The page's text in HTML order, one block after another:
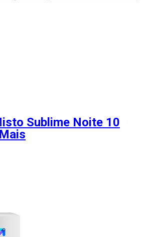
Sublime Noite 10